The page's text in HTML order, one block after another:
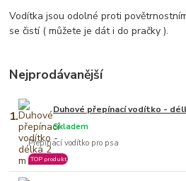
Vodítka jsou odolné proti
se čistí ( můžete je dát i do pračky ).
Nejprodávanější
1. Duhové přepínací vodítko -
Přepínací vodítko pro psa
Skladem
TOP produkt